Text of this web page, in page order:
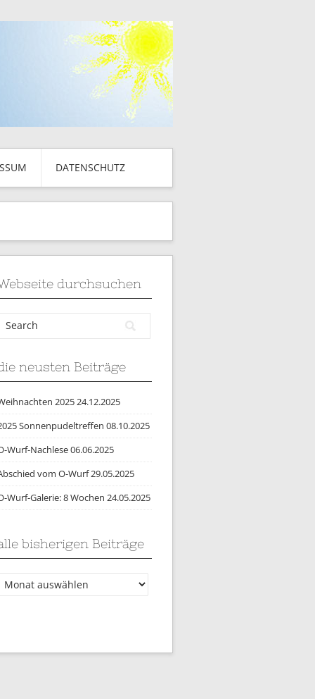
DATENSCHUTZ
durchsuchen
neusten Beiträge
202524.12.2025
Sonnenpudeltreffen 08.10.2025
Wurf-Nachlese06.06.2025
vom O-Wurf29.05.2025
Wurf-Galerie: 8 Wochen 24.05.2025
bisherigen Beiträge